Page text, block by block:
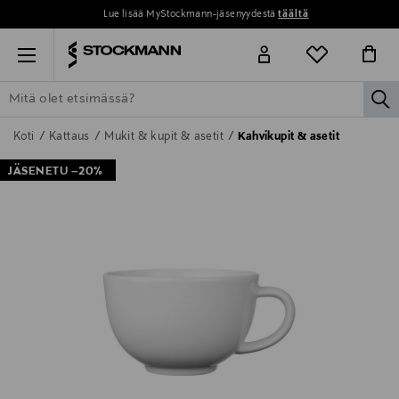
Lue lisää MyStockmann-jäsenyydestätäältä
Menu
ETSI KAIKKI NAISET MIEHET LAPSET KOTI
Koti Kattaus Mukit & kupit & asetit Kahvikupit & asetit
JÄSENETU –20%